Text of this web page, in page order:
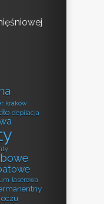
kraków
depilacja
laserowa